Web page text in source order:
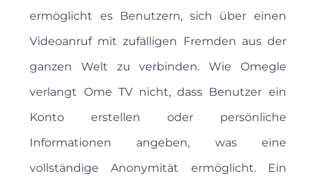
ermöglicht es Benutzern, sich über einen
Videoanruf mit zufälligen Fremden aus der
ganzen Welt zu verbinden. Wie Omegle
verlangt Ome TV nicht, dass Benutzer ein
Konto erstellen oder persönliche
Informationen angeben, was eine
vollständige Anonymität ermöglicht. Ein